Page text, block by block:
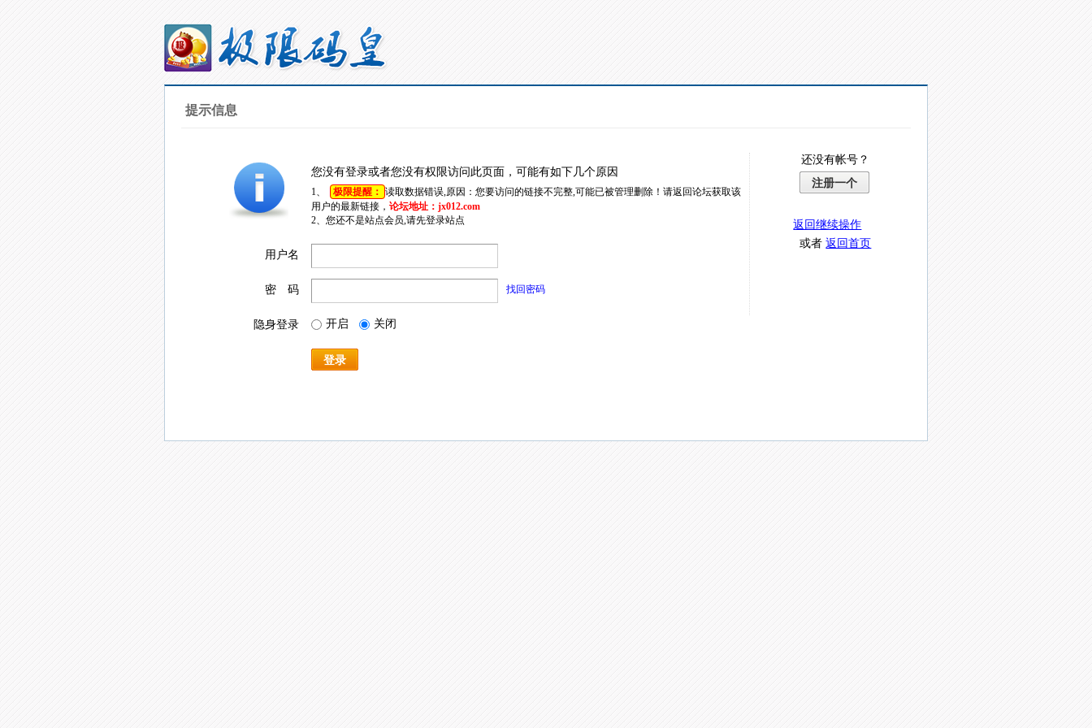
提示信息
您没有登录或者您没有权限访问此页面，可能有如下几个原因
1、 极限提醒： 读取数据错误,原因：您要访问的链接不完整,可能已被管理删除！请返回论坛获取该
用户的最新链接， 论坛地址：jx012.com
2、您还不是站点会员,请先登录站点
用户名
密 码 找回密码
隐身登录 开启 关闭
登录
还没有帐号？
注册一个
返回继续操作
或者返回首页